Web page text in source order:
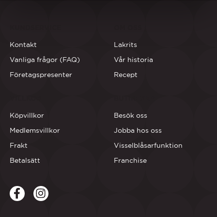
Kontakt
Vanliga frågor (FAQ)
Företagspresenter
Lakrits
Vår historia
Recept
Besök oss
Jobba hos oss
Visselblåsarfunktion
Franchise
Köpvillkor
Medlemsvillkor
Frakt
Betalsätt
FacebookLinkedIn